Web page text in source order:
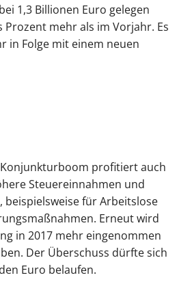
1,3 Billionen Euro gelegen
Prozent mehr als im Vorjahr. Es
in Folge mit einem neuen
profitiert auch
Steuereinnahmen und
beispielsweise für Arbeitslose
Erneut wird
in 2017 mehr eingenommen
Der Überschuss dürfte sich
Euro belaufen.